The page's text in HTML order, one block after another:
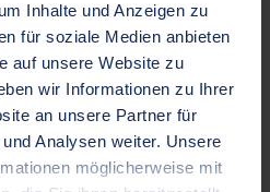
Inhalte und Anzeigen zu
für soziale Medien anbieten
auf unsere Website zu
wir Informationen zu Ihrer
an unsere Partner für
Analysen weiter. Unsere
möglicherweise mit